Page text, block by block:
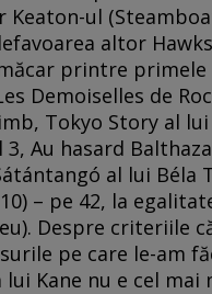
Keaton-ul
altor
printre
Demoiselles de
Tokyo Story al
Au hasard
al lui
– pe 42, la
Despre criteriile
pe care le-am
Kane nu e cel mai